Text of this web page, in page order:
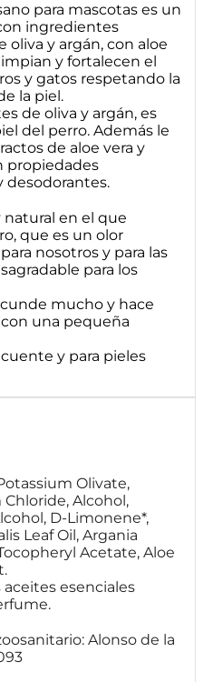
para mascotas es un
ingredientes
oliva y argán, con aloe
y fortalecen el
y gatos respetando la
la piel.
de oliva y argán, es
del perro. Además le
de aloe vera y
propiedades
desodorantes.
natural en el que
que es un olor
nosotros y para las
para los
mucho y hace
una pequeña
y para pieles
Olivate,
Alcohol,
D-Limonene*,
Leaf Oil, Argania
Acetate, Aloe
esenciales
Alonso de la